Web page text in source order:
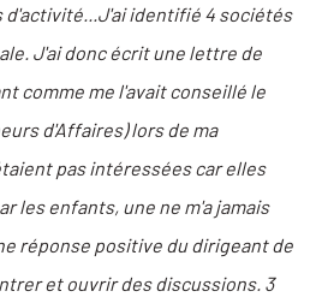
identifié 4 sociétés
J'ai donc écrit une lettre de
comme me l'avait conseillé le
d'Affaires) lors de ma
pas intéressées car elles
les enfants, une ne m'a jamais
réponse positive du dirigeant de
et ouvrir des discussions. 3